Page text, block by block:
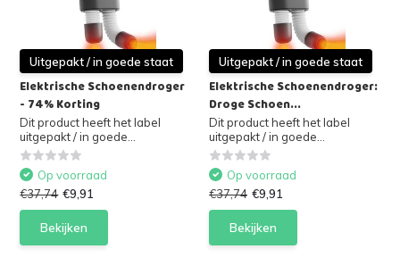
Uitgepakt / in goede staat
Elektrische Schoenendroger
- 74% Korting
Dit product heeft het label
uitgepakt / in goede...
Op voorraad
€37,74 €9,91
Bekijken
Uitgepakt / in goede staat
Elektrische Schoenendroger:
Droge Schoen...
Dit product heeft het label
uitgepakt / in goede...
Op voorraad
€37,74 €9,91
Bekijken